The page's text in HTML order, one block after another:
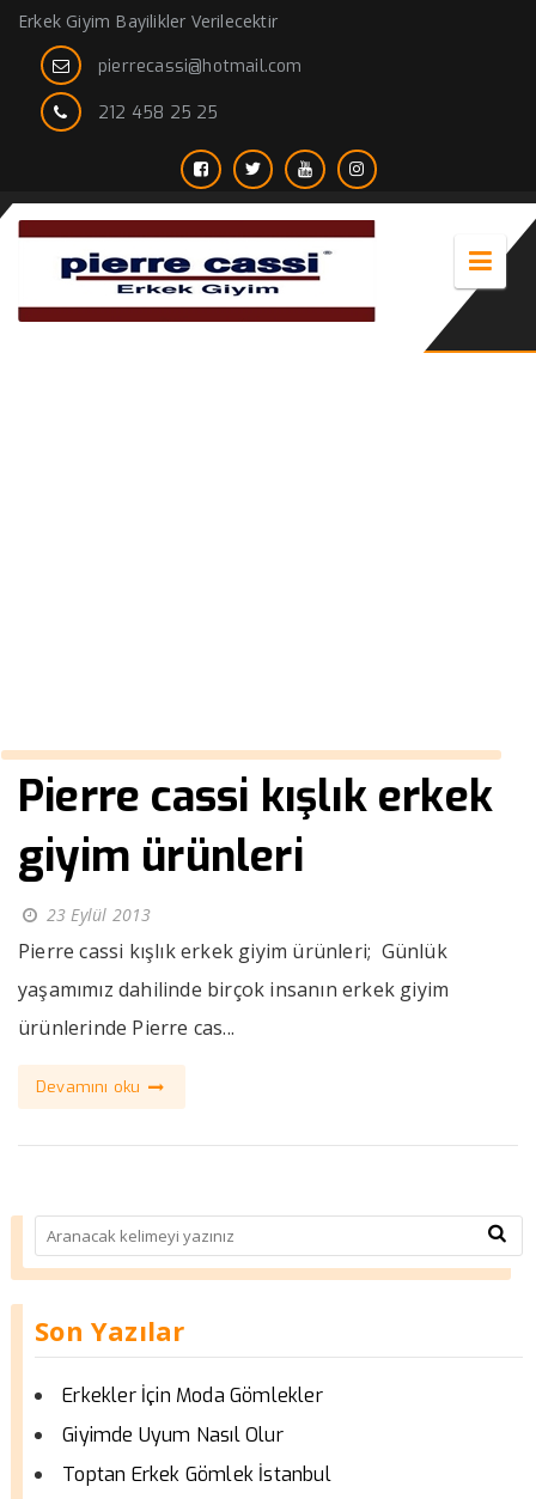
Erkek Giyim Bayilikler Verilecektir
pierrecassi@hotmail.com
212 458 25 25
Pierre cassi kışlık erkek
giyim ürünleri
23 Eylül 2013
Pierre cassi kışlık erkek giyim ürünleri; Günlük
yaşamımız dahilinde birçok insanın erkek giyim
ürünlerinde Pierre cas...
Devamını oku
Son Yazılar
Erkekler İçin Moda Gömlekler
Giyimde Uyum Nasıl Olur
Toptan Erkek Gömlek İstanbul